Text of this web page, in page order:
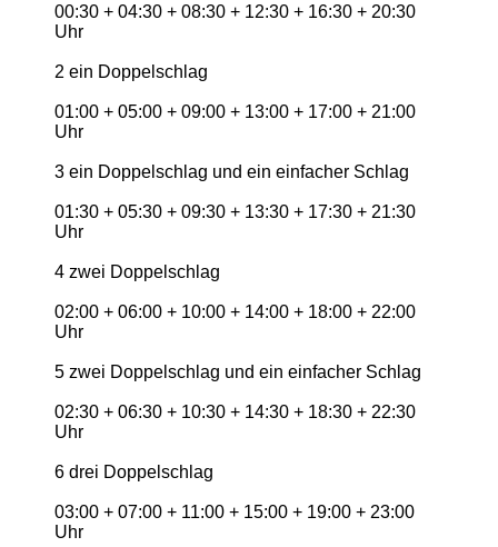
00:30 + 04:30 + 08:30 + 12:30 + 16:30 + 20:30
Uhr
2 ein Doppelschlag
01:00 + 05:00 + 09:00 + 13:00 + 17:00 + 21:00
Uhr
3 ein Doppelschlag und ein einfacher Schlag
01:30 + 05:30 + 09:30 + 13:30 + 17:30 + 21:30
Uhr
4 zwei Doppelschlag
02:00 + 06:00 + 10:00 + 14:00 + 18:00 + 22:00
Uhr
5 zwei Doppelschlag und ein einfacher Schlag
02:30 + 06:30 + 10:30 + 14:30 + 18:30 + 22:30
Uhr
6 drei Doppelschlag
03:00 + 07:00 + 11:00 + 15:00 + 19:00 + 23:00
Uhr